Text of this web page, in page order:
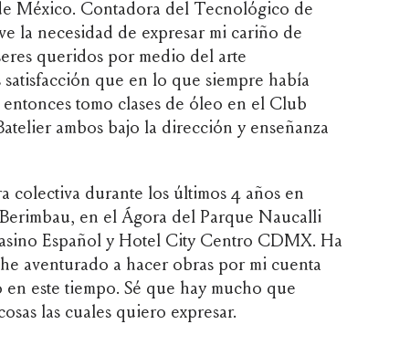
México. Contadora del Tecnológico de
la necesidad de expresar mi cariño de
queridos por medio del arte
satisfacción que en lo que siempre había
tomo clases de óleo en el Club
ambos bajo la dirección y enseñanza
colectiva durante los últimos 4 años en
en el Ágora del Parque Naucalli
Español y Hotel City Centro CDMX. Ha
aventurado a hacer obras por mi cuenta
este tiempo. Sé que hay mucho que
las cuales quiero expresar.